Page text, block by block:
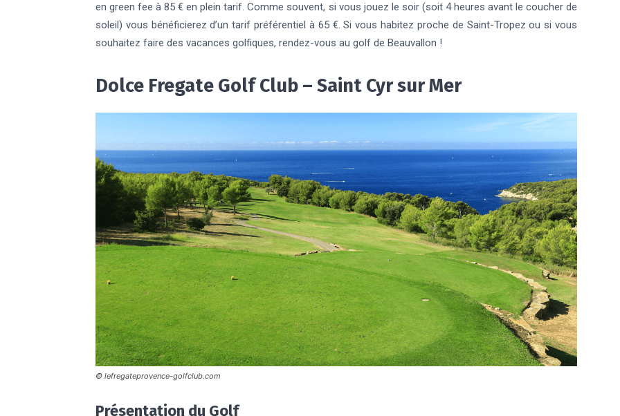
en green fee à 85 € en plein tarif. Comme souvent, si vous jouez le soir (soit 4 heures avant le coucher de
soleil) vous bénéficierez d’un tarif préférentiel à 65 €. Si vous habitez proche de Saint-Tropez ou si vous
souhaitez faire des vacances golfiques, rendez-vous au golf de Beauvallon !
Dolce Fregate Golf Club – Saint Cyr sur Mer
© lefregateprovence-golfclub.com
Présentation du Golf